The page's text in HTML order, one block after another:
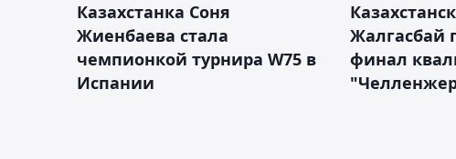
Казахстанка Соня
Жиенбаева стала
чемпионкой турнира W75 в
Испании
Жалгасбай
финал